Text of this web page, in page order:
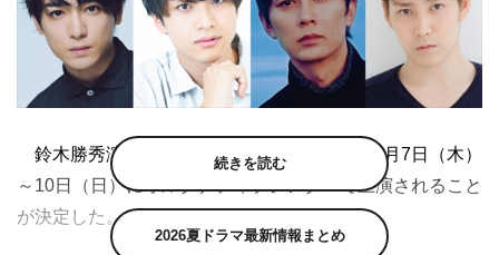
鈴木勝秀演出の舞台「僕のド・るーク」が3月7日（木）
～10日（日）にオルタナティブシアターで上演されること
が決定した。
続きを読む
2026夏ドラマ最新情報まとめ